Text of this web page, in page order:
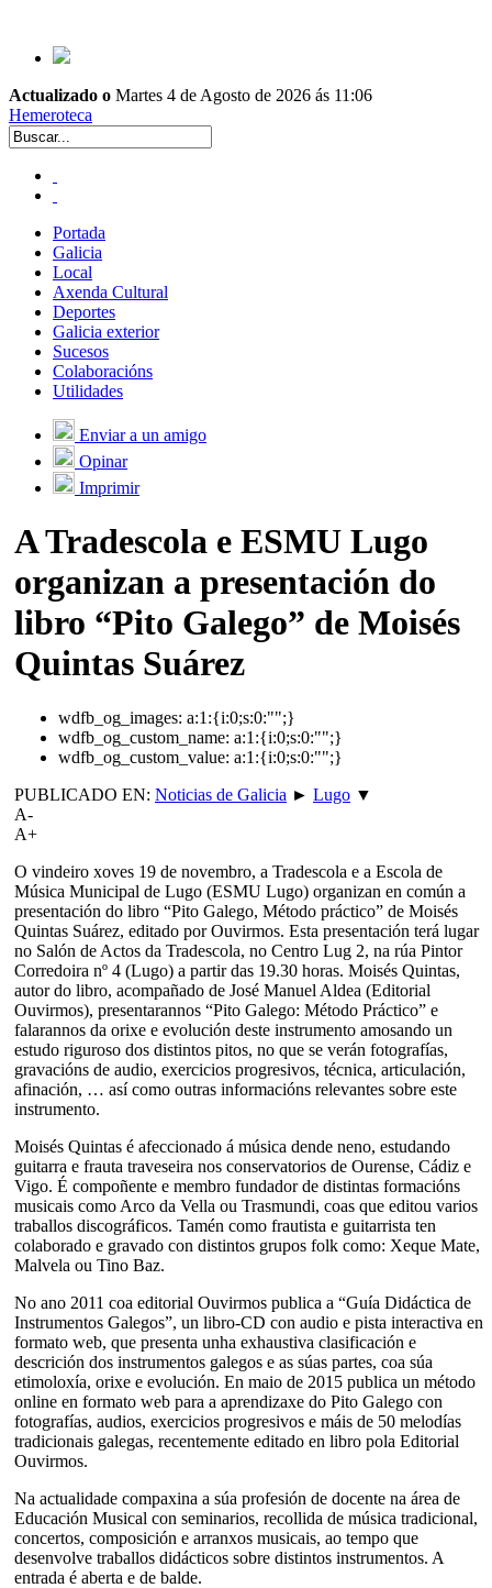
Actualizado o Martes 4 de Agosto de 2026 ás 11:06
Hemeroteca
Portada
Galicia
Local
Axenda Cultural
Deportes
Galicia exterior
Sucesos
Colaboracións
Utilidades
Enviar a un amigo
Opinar
Imprimir
A Tradescola e ESMU Lugo
organizan a presentación do
libro “Pito Galego” de Moisés
Quintas Suárez
wdfb_og_images: a:1:{i:0;s:0:"";}
wdfb_og_custom_name: a:1:{i:0;s:0:"";}
wdfb_og_custom_value: a:1:{i:0;s:0:"";}
PUBLICADO EN: Noticias de Galicia ► Lugo ▼
A-
A+
O vindeiro xoves 19 de novembro, a Tradescola e a Escola de
Música Municipal de Lugo (ESMU Lugo) organizan en común a
presentación do libro “Pito Galego, Método práctico” de Moisés
Quintas Suárez, editado por Ouvirmos. Esta presentación terá lugar
no Salón de Actos da Tradescola, no Centro Lug 2, na rúa Pintor
Corredoira nº 4 (Lugo) a partir das 19.30 horas. Moisés Quintas,
autor do libro, acompañado de José Manuel Aldea (Editorial
Ouvirmos), presentarannos “Pito Galego: Método Práctico” e
falarannos da orixe e evolución deste instrumento amosando un
estudo riguroso dos distintos pitos, no que se verán fotografías,
gravacións de audio, exercicios progresivos, técnica, articulación,
afinación, … así como outras informacións relevantes sobre este
instrumento.
Moisés Quintas é afeccionado á música dende neno, estudando
guitarra e frauta traveseira nos conservatorios de Ourense, Cádiz e
Vigo. É compoñente e membro fundador de distintas formacións
musicais como Arco da Vella ou Trasmundi, coas que editou varios
traballos discográficos. Tamén como frautista e guitarrista ten
colaborado e gravado con distintos grupos folk como: Xeque Mate,
Malvela ou Tino Baz.
No ano 2011 coa editorial Ouvirmos publica a “Guía Didáctica de
Instrumentos Galegos”, un libro-CD con audio e pista interactiva en
formato web, que presenta unha exhaustiva clasificación e
descrición dos instrumentos galegos e as súas partes, coa súa
etimoloxía, orixe e evolución. En maio de 2015 publica un método
online en formato web para a aprendizaxe do Pito Galego con
fotografías, audios, exercicios progresivos e máis de 50 melodías
tradicionais galegas, recentemente editado en libro pola Editorial
Ouvirmos.
Na actualidade compaxina a súa profesión de docente na área de
Educación Musical con seminarios, recollida de música tradicional,
concertos, composición e arranxos musicais, ao tempo que
desenvolve traballos didácticos sobre distintos instrumentos. A
entrada é aberta e de balde.